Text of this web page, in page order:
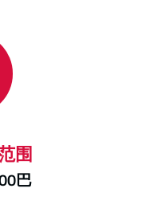
围
巴